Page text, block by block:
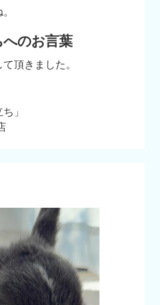
のお言葉
頂きました。
」